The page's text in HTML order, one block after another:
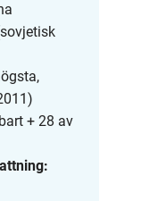
+ 28 av